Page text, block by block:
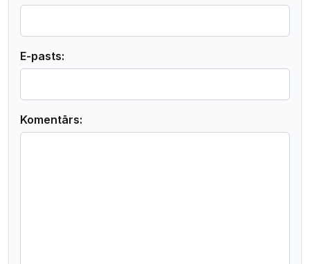
E-pasts:
Komentārs: